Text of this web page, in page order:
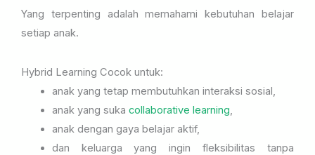
Yang terpenting adalah memahami kebutuhan belajar
setiap anak.
Hybrid Learning Cocok untuk:
anak yang tetap membutuhkan interaksi sosial,
anak yang suka collaborative learning,
anak dengan gaya belajar aktif,
dan keluarga yang ingin fleksibilitas tanpa